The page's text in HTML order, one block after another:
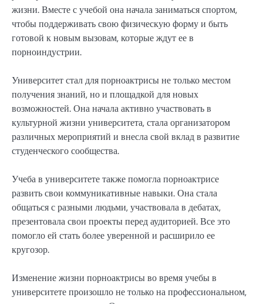
жизни. Вместе с учебой она начала заниматься спортом,
чтобы поддерживать свою физическую форму и быть
готовой к новым вызовам, которые ждут ее в
порноиндустрии.
Университет стал для порноактрисы не только местом
получения знаний, но и площадкой для новых
возможностей. Она начала активно участвовать в
культурной жизни университета, стала организатором
различных мероприятий и внесла свой вклад в развитие
студенческого сообщества.
Учеба в университете также помогла порноактрисе
развить свои коммуникативные навыки. Она стала
общаться с разными людьми, участвовала в дебатах,
презентовала свои проекты перед аудиторией. Все это
помогло ей стать более уверенной и расширило ее
кругозор.
Изменение жизни порноактрисы во время учебы в
университете произошло не только на профессиональном,